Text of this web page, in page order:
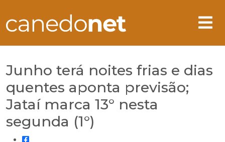
Junho terá noites frias e dias
quentes aponta previsão;
Jataí marca 13° nesta
segunda (1°)